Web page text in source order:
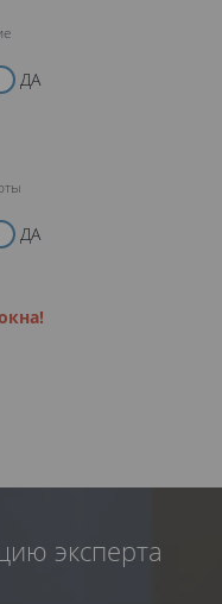
ДА
ДА
эксперта